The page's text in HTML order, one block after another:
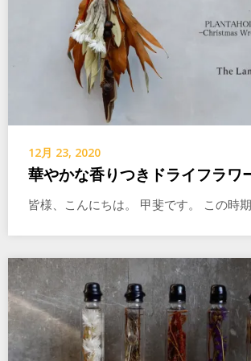
12月 23, 2020
華やかな香りつきドライフラワ
皆様、こんにちは。 甲斐です。 この時